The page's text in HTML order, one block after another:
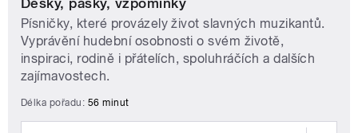
Písničky, které provázely život slavných muzikantů.
Vyprávění hudební osobnosti o svém životě,
inspiraci, rodině i přátelích, spoluhráčích a dalších
zajímavostech.
Délka pořadu: 56 minut